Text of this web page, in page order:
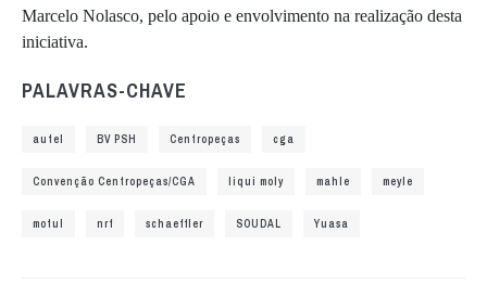
Marcelo Nolasco, pelo apoio e envolvimento na realização desta
iniciativa.
PALAVRAS-CHAVE
autel BV PSH Centropeças cga
Convenção Centropeças/CGA liqui moly mahle meyle
motul nrf schaeffler SOUDAL Yuasa